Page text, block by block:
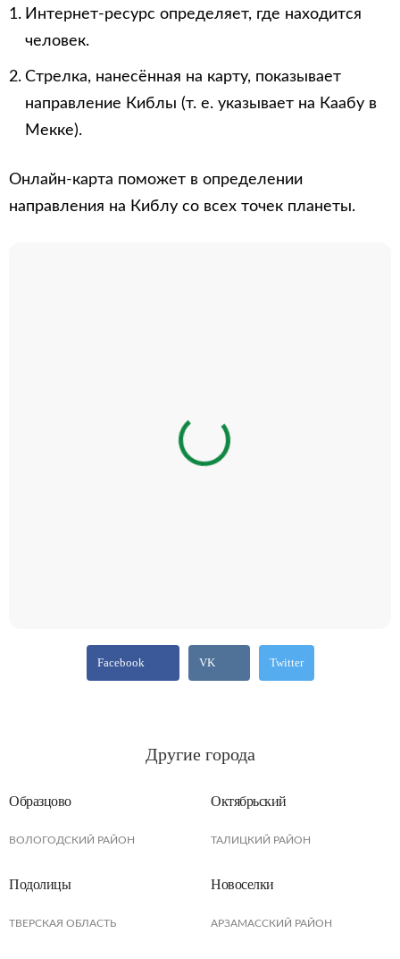
Интернет-ресурс определяет, где находится
человек.
Стрелка, нанесённая на карту, показывает
направление Киблы (т. е. указывает на Каабу в
Мекке).
Онлайн-карта поможет в определении
направления на Киблу со всех точек планеты.
Facebook VK Twitter
Другие города
Образцово
ВОЛОГОДСКИЙ РАЙОН
Октябрьский
ТАЛИЦКИЙ РАЙОН
Подолицы
ТВЕРСКАЯ ОБЛАСТЬ
Новоселки
АРЗАМАССКИЙ РАЙОН